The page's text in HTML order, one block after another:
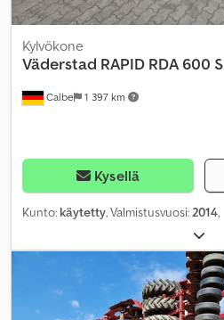
Calbe 1 397 km
Kylvökone
Väderstad RAPID RDA 600 S
Kysellä
Kunto: käytetty, Valmistusvuosi:2014,